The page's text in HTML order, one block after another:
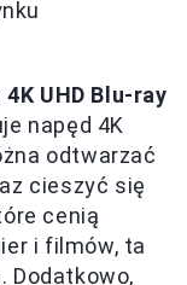
UHD Blu-ray
napęd 4K
odtwarzać
cieszyć się
cenią
i filmów, ta
Dodatkowo,